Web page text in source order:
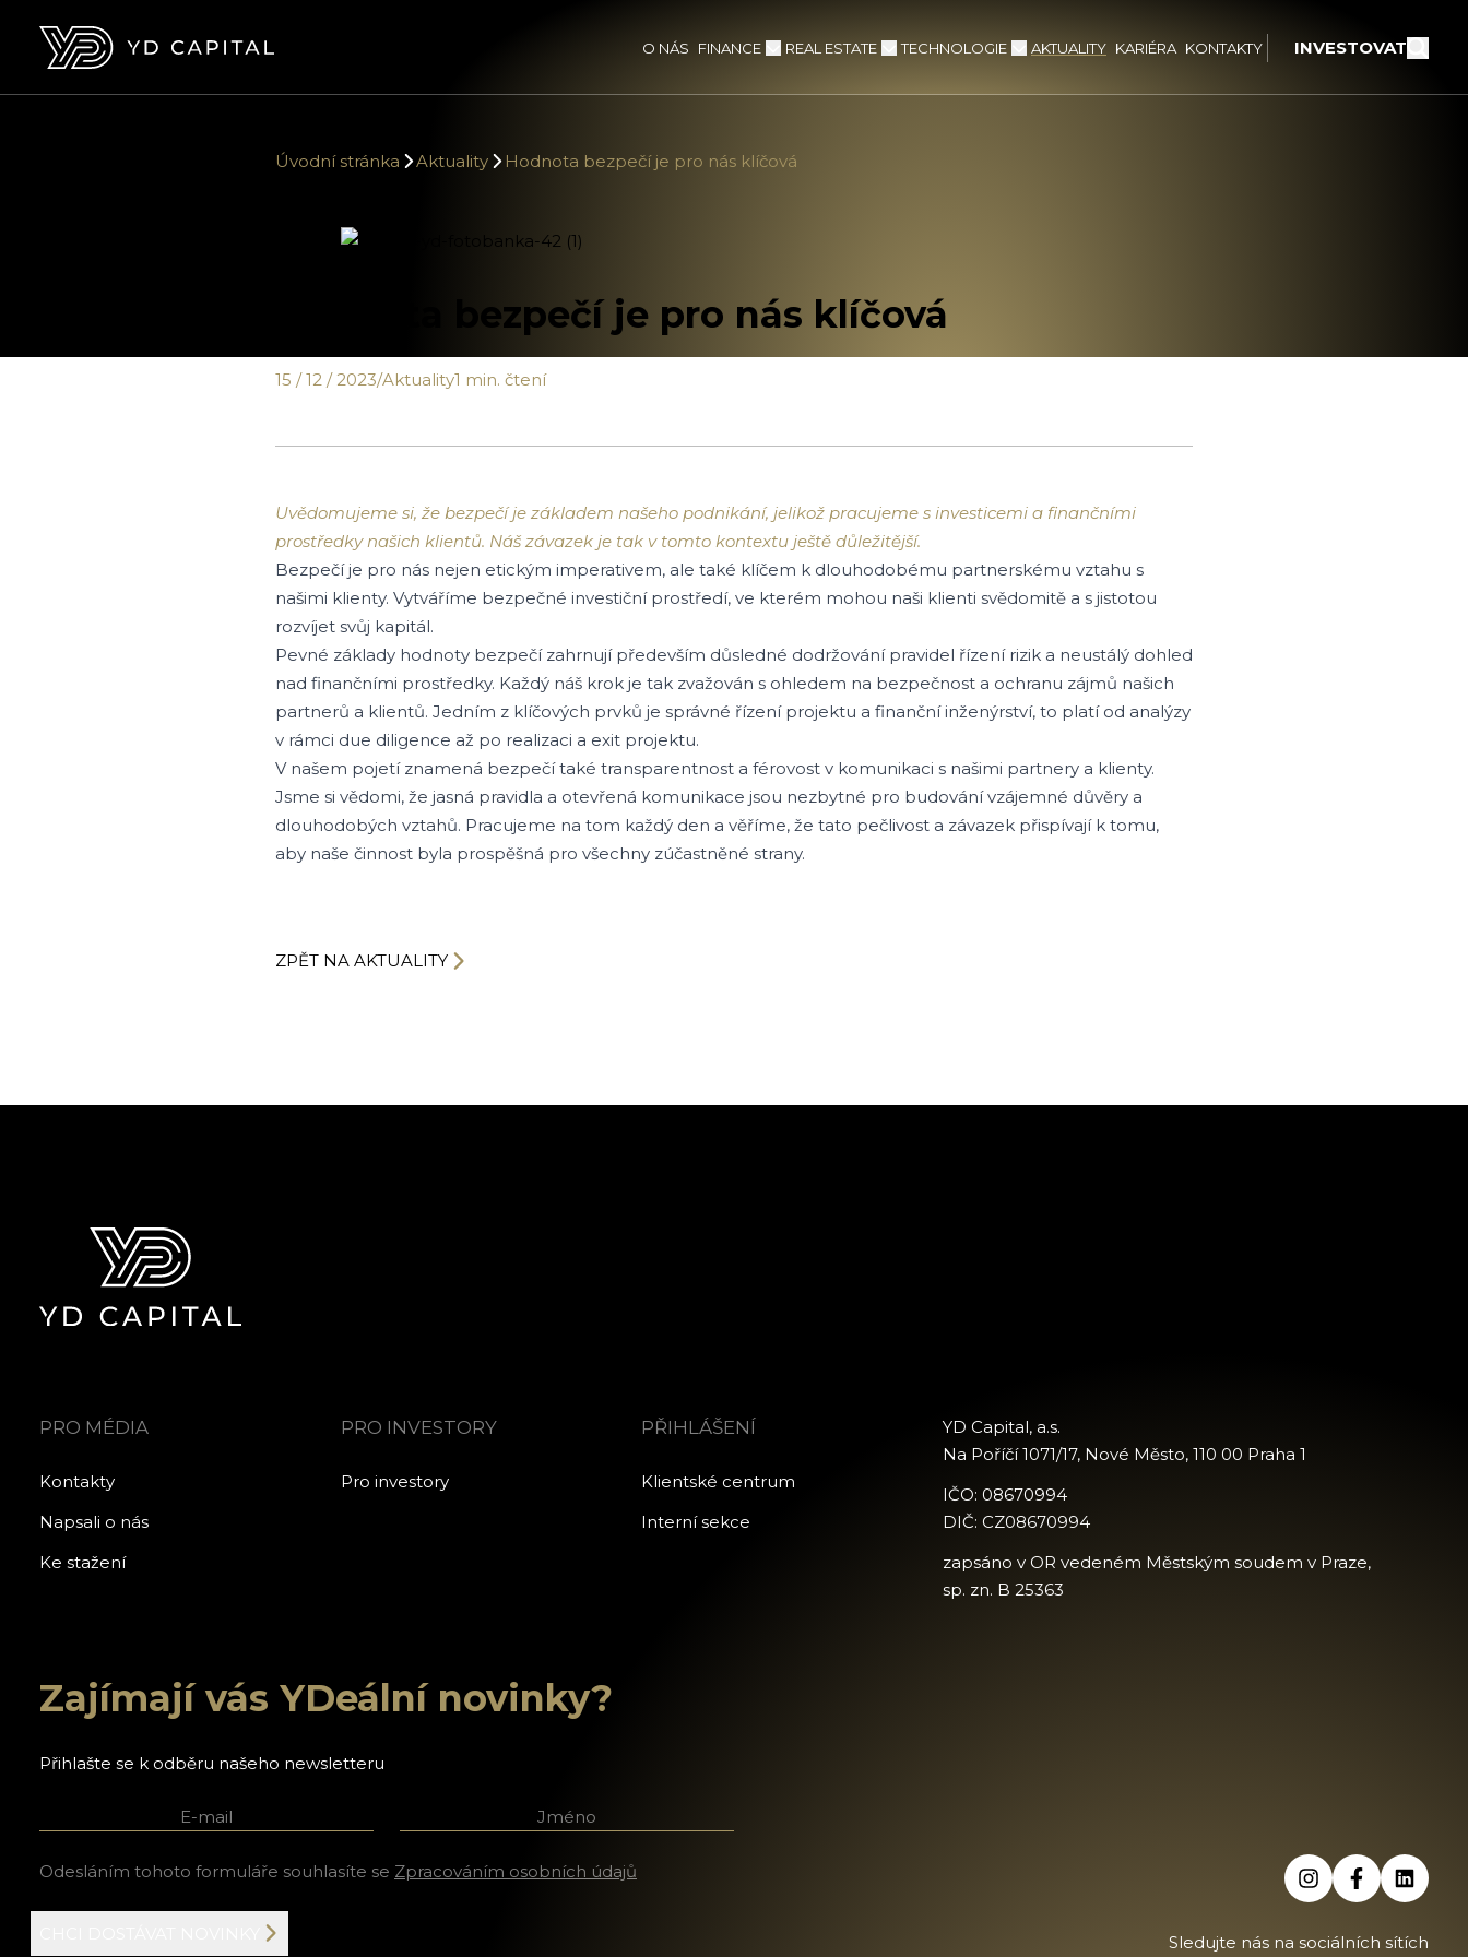
O NÁS FINANCE REAL ESTATE TECHNOLOGIE AKTUALITY KARIÉRA KONTAKTY INVESTOVAT
Úvodní stránka Aktuality Hodnota bezpečí je pro nás klíčová
Hodnota bezpečí je pro nás klíčová
15 / 12 / 2023/Aktuality1 min. čtení
Uvědomujeme si, že bezpečí je základem našeho podnikání, jelikož pracujeme s investicemi a finančními
prostředky našich klientů. Náš závazek je tak v tomto kontextu ještě důležitější.
Bezpečí je pro nás nejen etickým imperativem, ale také klíčem k dlouhodobému partnerskému vztahu s
našimi klienty. Vytváříme bezpečné investiční prostředí, ve kterém mohou naši klienti svědomitě a s jistotou
rozvíjet svůj kapitál.
Pevné základy hodnoty bezpečí zahrnují především důsledné dodržování pravidel řízení rizik a neustálý dohled
nad finančními prostředky. Každý náš krok je tak zvažován s ohledem na bezpečnost a ochranu zájmů našich
partnerů a klientů. Jedním z klíčových prvků je správné řízení projektu a finanční inženýrství, to platí od analýzy
v rámci due diligence až po realizaci a exit projektu.
V našem pojetí znamená bezpečí také transparentnost a férovost v komunikaci s našimi partnery a klienty.
Jsme si vědomi, že jasná pravidla a otevřená komunikace jsou nezbytné pro budování vzájemné důvěry a
dlouhodobých vztahů. Pracujeme na tom každý den a věříme, že tato pečlivost a závazek přispívají k tomu,
aby naše činnost byla prospěšná pro všechny zúčastněné strany.
ZPĚT NA AKTUALITY
PRO MÉDIA
Kontakty
Napsali o nás
Ke stažení
PRO INVESTORY
Pro investory
PŘIHLÁŠENÍ
Klientské centrum
Interní sekce
YD Capital, a.s.
Na Poříčí 1071/17, Nové Město, 110 00 Praha 1
IČO: 08670994
DIČ: CZ08670994
zapsáno v OR vedeném Městským soudem v Praze,
sp. zn. B 25363
Zajímají vás YDeální novinky?
Přihlašte se k odběru našeho newsletteru
Jméno a příjmení
Odesláním tohoto formuláře souhlasíte se Zpracováním osobních údajů
Sledujte nás na sociálních sítích